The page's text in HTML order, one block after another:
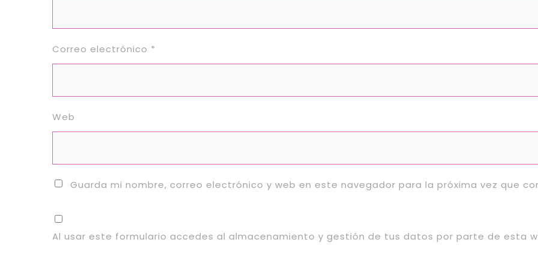
Correo electrónico *
Web
Guarda mi nombre, correo electrónico y web en este navegador para la próxima vez que
Al usar este formulario accedes al almacenamiento y gestión de tus datos por parte de esta